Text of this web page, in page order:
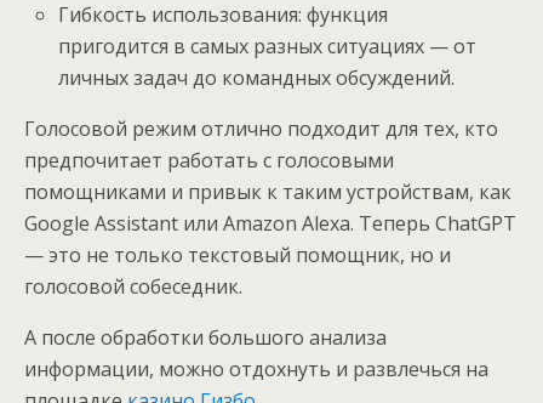
Гибкость использования: функция
пригодится в самых разных ситуациях — от
личных задач до командных обсуждений.
Голосовой режим отлично подходит для тех, кто
предпочитает работать с голосовыми
помощниками и привык к таким устройствам, как
Google Assistant или Amazon Alexa. Теперь ChatGPT
— это не только текстовый помощник, но и
голосовой собеседник.
А после обработки большого анализа
информации, можно отдохнуть и развлечься на